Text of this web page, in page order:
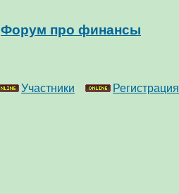
Форум про финансы
Участники Регистрация